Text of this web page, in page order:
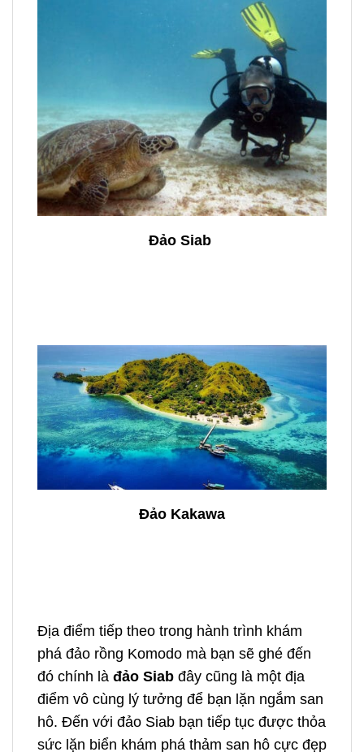
Đảo Siab
Đảo Kakawa
Địa điểm tiếp theo trong hành trình khám
phá đảo rồng Komodo mà bạn sẽ ghé đến
đó chính là đảo Siab đây cũng là một địa
điểm vô cùng lý tưởng để bạn lặn ngắm san
hô. Đến với đảo Siab bạn tiếp tục được thỏa
sức lặn biển khám phá thảm san hô cực đẹp